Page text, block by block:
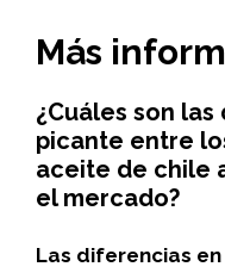
Más
¿Cuáles son
picante entre
aceite de chile
el mercado?
Las diferencias